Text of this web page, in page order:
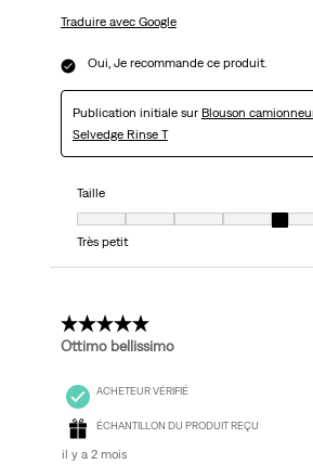
Traduire avec Google
Oui, Je recommande ce produit.
Publication initiale sur Blouson
Selvedge Rinse T
Taille
Taille, 5 sur 7, où 1 est égal à Très petit et 7
Très petit
5 étoile(s) sur 5.
Ottimo bellissimo
ACHETEUR VÉRIFIÉ
ÉCHANTILLON DU PRODUIT REÇU
il y a 2 mois